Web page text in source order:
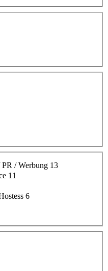
/ Werbung 13
11
6